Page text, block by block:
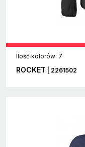
Ilość kolorów: 7
ROCKET | 2261502